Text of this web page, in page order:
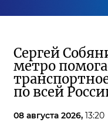
Сергей
метро
по всей
08 августа 2026, 13:20